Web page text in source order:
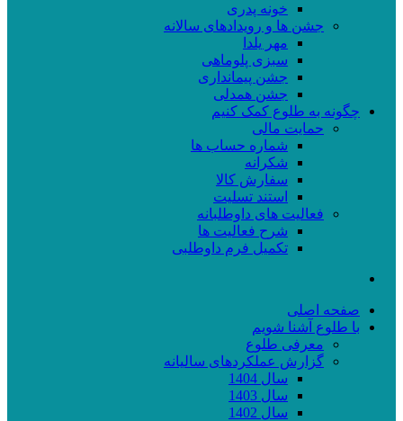
خونه پدری
جشن ها و رویدادهای سالانه
مهر یلدا
سبزی پلوماهی
جشن پیمانداری
جشن همدلی
چگونه به طلوع کمک کنیم
حمایت مالی
شماره حساب ها
شکرانه
سفارش کالا
استند تسلیت
فعالیت های داوطلبانه
شرح فعالیت ها
تکمیل فرم داوطلبی
صفحه اصلی
با طلوع آشنا شویم
معرفی طلوع
گزارش عملکردهای سالیانه
سال 1404
سال 1403
سال 1402